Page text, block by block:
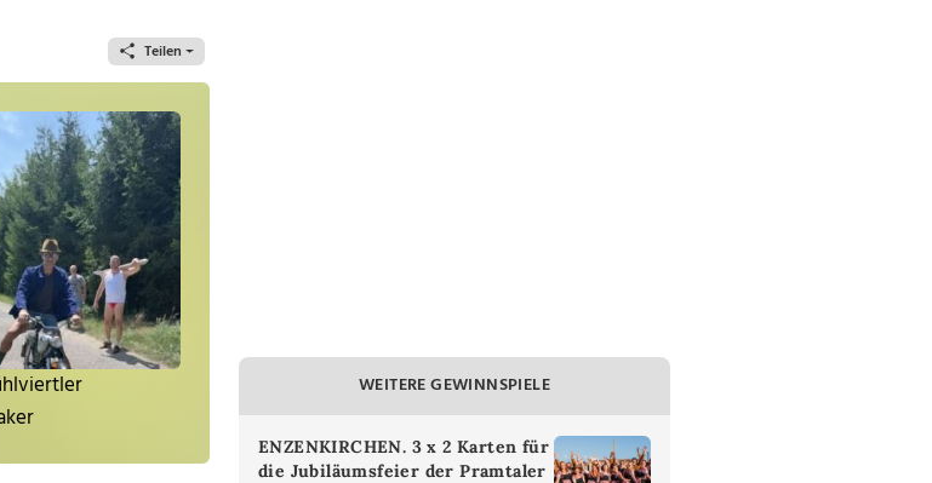
Teilen
WEITERE GEWINNSPIELE
ENZENKIRCHEN. 3 x 2 Karten für
die Jubiläumsfeier der Pramtaler